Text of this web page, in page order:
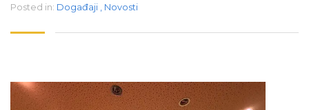
Posted in: Događaji Novosti